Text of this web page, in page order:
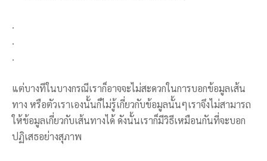
.
.
.
แต่บางทีในบางกรณีเราก็อาจจะไม่สะดวกในการบอกข้อมูลเส้น
ทาง หรือตัวเราเองนั้นก็ไม่รู้เกี่ยวกับข้อมูลนั้นๆเราจึงไม่สามารถ
ให้ข้อมูลเกี่ยวกับเส้นทางได้ ดังนั้นเราก็มีวิธีเหมือนกันที่จะบอก
ปฏิเสธอย่างสุภาพ